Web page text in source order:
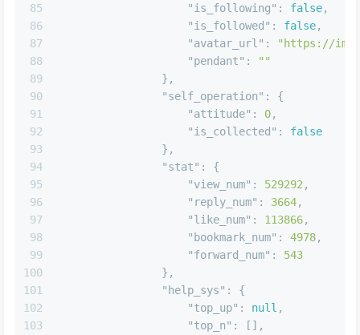
84
85
86
87
88
89
90
91
92
93
94
95
96
97
98
99
100
101
102
},
"is_following"
false
"is_followed"
false ,
"avatar_url" :
},
"self_operation" :
"attitude": 0,
},
"stat":
{
"view_num": 529292
"reply_num"
3664,
"like_num" : 113866,
"bookmark_num"
4978
},
"help_sys":
{
"top_up"
null